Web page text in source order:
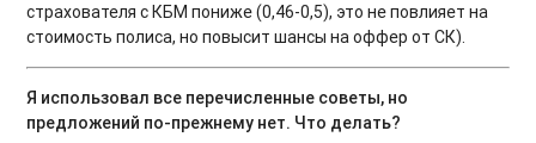
страхователя с КБМ пониже (0,46-0,5), это не повлияет на
стоимость полиса, но повысит шансы на оффер от СК).
Я использовал все перечисленные советы, но
предложений по-прежнему нет. Что делать?